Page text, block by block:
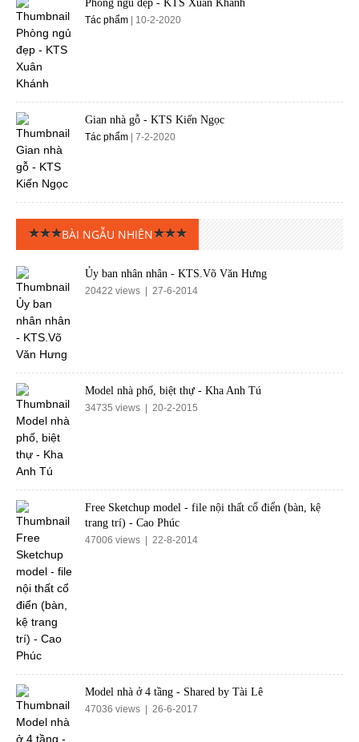
Phòng ngủ đẹp - KTS Xuân Khánh
Tác phẩm | 10-2-2020
Gian nhà gỗ - KTS Kiến Ngọc
Tác phẩm | 7-2-2020
BÀI NGẪU NHIÊN
Ủy ban nhân nhân - KTS.Võ Văn Hưng
20422 views | 27-6-2014
Model nhà phố, biệt thự - Kha Anh Tú
34735 views | 20-2-2015
Free Sketchup model - file nội thất cổ điển (bàn, kệ
trang trí) - Cao Phúc
47006 views | 22-8-2014
Model nhà ở 4 tầng - Shared by Tài Lê
47036 views | 26-6-2017